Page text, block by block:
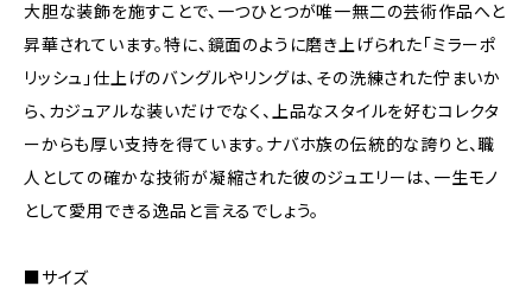
大胆な装飾を施すことで、一つひとつが唯一無二の芸術作品へと
昇華されています。特に、鏡面のように磨き上げられた「ミラーポ
リッシュ」仕上げのバングルやリングは、その洗練された佇まいか
ら、カジュアルな装いだけでなく、上品なスタイルを好むコレクタ
ーからも厚い支持を得ています。ナバホ族の伝統的な誇りと、職
人としての確かな技術が凝縮された彼のジュエリーは、一生モノ
として愛用できる逸品と言えるでしょう。
■サイズ